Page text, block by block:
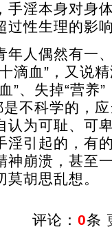
手淫本身对身
过性生理的影
人偶然有一
滴血”，又说
”、失掉“营养”
是不科学的，
认为可耻、可
淫引起的，有
神崩溃，甚至
胡思乱想。
评论： 0条